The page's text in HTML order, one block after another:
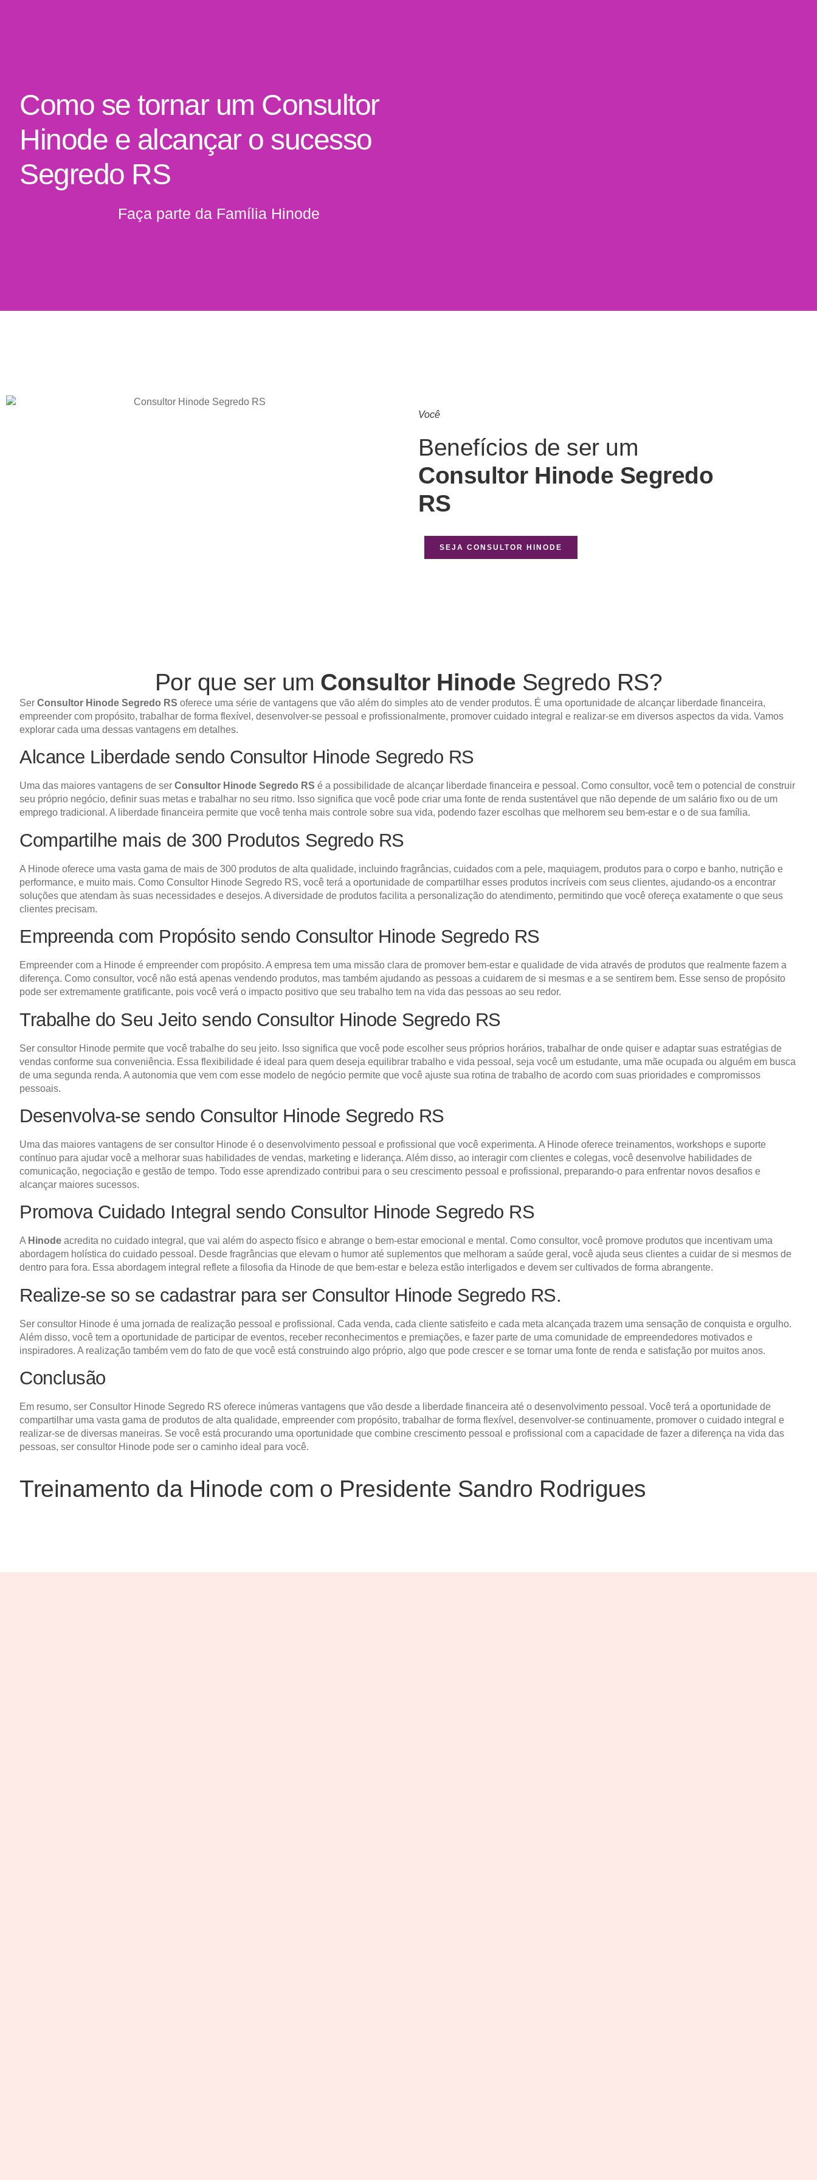
Como se tornar um Consultor
Hinode e alcançar o sucesso
Segredo RS
Faça parte da Família Hinode
Você
Benefícios de ser um
Consultor Hinode Segredo
RS
SEJA CONSULTOR HINODE
Por que ser um Consultor Hinode Segredo RS?
Ser Consultor Hinode Segredo RS oferece uma série de vantagens que vão além do simples ato de vender produtos. É uma oportunidade de alcançar liberdade financeira,
empreender com propósito, trabalhar de forma flexível, desenvolver-se pessoal e profissionalmente, promover cuidado integral e realizar-se em diversos aspectos da vida. Vamos
explorar cada uma dessas vantagens em detalhes.
Alcance Liberdade sendo Consultor Hinode Segredo RS
Uma das maiores vantagens de ser Consultor Hinode Segredo RS é a possibilidade de alcançar liberdade financeira e pessoal. Como consultor, você tem o potencial de construir
seu próprio negócio, definir suas metas e trabalhar no seu ritmo. Isso significa que você pode criar uma fonte de renda sustentável que não depende de um salário fixo ou de um
emprego tradicional. A liberdade financeira permite que você tenha mais controle sobre sua vida, podendo fazer escolhas que melhorem seu bem-estar e o de sua família.
Compartilhe mais de 300 Produtos Segredo RS
A Hinode oferece uma vasta gama de mais de 300 produtos de alta qualidade, incluindo fragrâncias, cuidados com a pele, maquiagem, produtos para o corpo e banho, nutrição e
performance, e muito mais. Como Consultor Hinode Segredo RS, você terá a oportunidade de compartilhar esses produtos incríveis com seus clientes, ajudando-os a encontrar
soluções que atendam às suas necessidades e desejos. A diversidade de produtos facilita a personalização do atendimento, permitindo que você ofereça exatamente o que seus
clientes precisam.
Empreenda com Propósito sendo Consultor Hinode Segredo RS
Empreender com a Hinode é empreender com propósito. A empresa tem uma missão clara de promover bem-estar e qualidade de vida através de produtos que realmente fazem a
diferença. Como consultor, você não está apenas vendendo produtos, mas também ajudando as pessoas a cuidarem de si mesmas e a se sentirem bem. Esse senso de propósito
pode ser extremamente gratificante, pois você verá o impacto positivo que seu trabalho tem na vida das pessoas ao seu redor.
Trabalhe do Seu Jeito sendo Consultor Hinode Segredo RS
Ser consultor Hinode permite que você trabalhe do seu jeito. Isso significa que você pode escolher seus próprios horários, trabalhar de onde quiser e adaptar suas estratégias de
vendas conforme sua conveniência. Essa flexibilidade é ideal para quem deseja equilibrar trabalho e vida pessoal, seja você um estudante, uma mãe ocupada ou alguém em busca
de uma segunda renda. A autonomia que vem com esse modelo de negócio permite que você ajuste sua rotina de trabalho de acordo com suas prioridades e compromissos
pessoais.
Desenvolva-se sendo Consultor Hinode Segredo RS
Uma das maiores vantagens de ser consultor Hinode é o desenvolvimento pessoal e profissional que você experimenta. A Hinode oferece treinamentos, workshops e suporte
contínuo para ajudar você a melhorar suas habilidades de vendas, marketing e liderança. Além disso, ao interagir com clientes e colegas, você desenvolve habilidades de
comunicação, negociação e gestão de tempo. Todo esse aprendizado contribui para o seu crescimento pessoal e profissional, preparando-o para enfrentar novos desafios e
alcançar maiores sucessos.
Promova Cuidado Integral sendo Consultor Hinode Segredo RS
A Hinode acredita no cuidado integral, que vai além do aspecto físico e abrange o bem-estar emocional e mental. Como consultor, você promove produtos que incentivam uma
abordagem holística do cuidado pessoal. Desde fragrâncias que elevam o humor até suplementos que melhoram a saúde geral, você ajuda seus clientes a cuidar de si mesmos de
dentro para fora. Essa abordagem integral reflete a filosofia da Hinode de que bem-estar e beleza estão interligados e devem ser cultivados de forma abrangente.
Realize-se so se cadastrar para ser Consultor Hinode Segredo RS.
Ser consultor Hinode é uma jornada de realização pessoal e profissional. Cada venda, cada cliente satisfeito e cada meta alcançada trazem uma sensação de conquista e orgulho.
Além disso, você tem a oportunidade de participar de eventos, receber reconhecimentos e premiações, e fazer parte de uma comunidade de empreendedores motivados e
inspiradores. A realização também vem do fato de que você está construindo algo próprio, algo que pode crescer e se tornar uma fonte de renda e satisfação por muitos anos.
Conclusão
Em resumo, ser Consultor Hinode Segredo RS oferece inúmeras vantagens que vão desde a liberdade financeira até o desenvolvimento pessoal. Você terá a oportunidade de
compartilhar uma vasta gama de produtos de alta qualidade, empreender com propósito, trabalhar de forma flexível, desenvolver-se continuamente, promover o cuidado integral e
realizar-se de diversas maneiras. Se você está procurando uma oportunidade que combine crescimento pessoal e profissional com a capacidade de fazer a diferença na vida das
pessoas, ser consultor Hinode pode ser o caminho ideal para você.
Treinamento da Hinode com o Presidente Sandro Rodrigues